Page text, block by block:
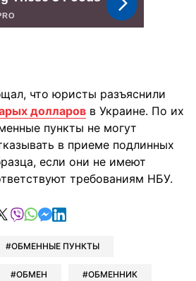
что юристы разъяснили
долларов в Украине. По их
пункты не могут
в приеме подлинных
если они не имеют
требованиям НБУ.
в Telegram
в Facebook
поделиться в X
отправить в Viber
отправить в Whatsapp
отправить в Messenger
отправить в LinkedIn
ОБМЕННЫЕ ПУНКТЫ
ОБМЕН ОБМЕННИК